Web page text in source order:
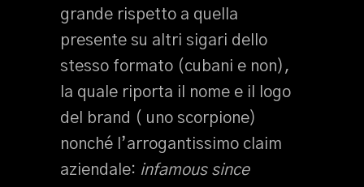
grande rispetto a quella
presente su altri sigari dello
stesso formato (cubani e non),
la quale riporta il nome e il logo
del brand ( uno scorpione)
nonché l’arrogantissimo claim
aziendale: infamous since